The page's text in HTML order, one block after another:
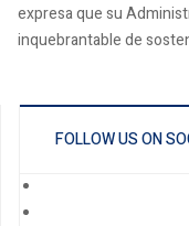
expresa que su
inquebrantable de
FOLLOW US ON